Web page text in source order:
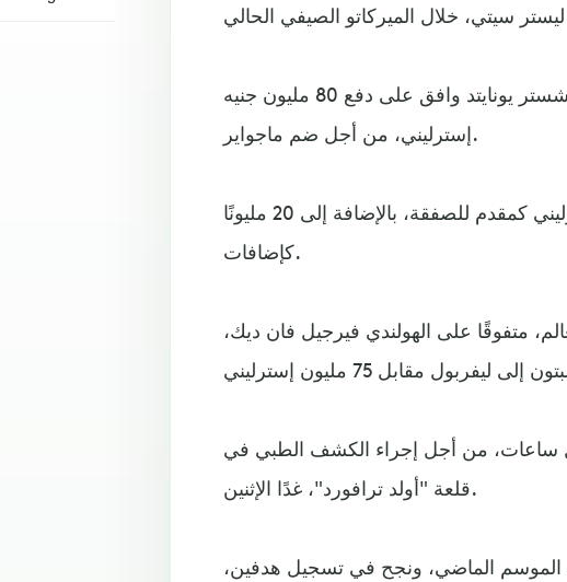
ووفقًا لصحيفة "ذا صن" البريطانية، فإن مانشستر يونايتد وافق على دفع 80 مليون جنيه
إسترليني، من أجل ضم ماجواير.
وأشارت إلى أن اليونايتد سيدفع 60 مليون إسترليني كمقدم للصفقة، بالإضافة إلى 20 مليونًا
كإضافات.
متفوقًا على الهولندي فيرجيل فان ديك،
ساعات، من أجل إجراء الكشف الطبي في
قلعة "أولد ترافورد"، غدًا الإثنين.
سيتي في الموسم الماضي، ونجح في تسجيل هدفين،